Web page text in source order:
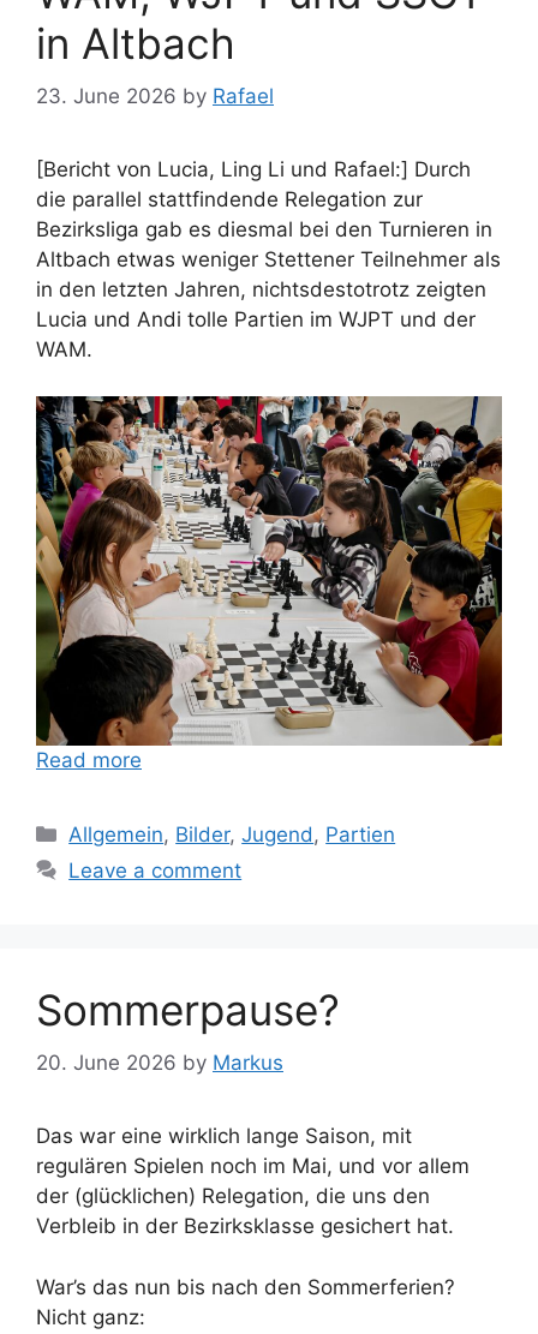
in Altbach
23. June 2026 by Rafael
[Bericht von Lucia, Ling Li und Rafael:] Durch
die parallel stattfindende Relegation zur
Bezirksliga gab es diesmal bei den Turnieren in
Altbach etwas weniger Stettener Teilnehmer als
in den letzten Jahren, nichtsdestotrotz zeigten
Lucia und Andi tolle Partien im WJPT und der
WAM.
Read more
Categories
Allgemein, Bilder,Jugend , Partien
Leave a comment
Sommerpause?
20. June 2026 by Markus
Das war eine wirklich lange Saison, mit
regulären Spielen noch im Mai, und vor allem
der (glücklichen) Relegation, die uns den
Verbleib in der Bezirksklasse gesichert hat.
War’s das nun bis nach den Sommerferien?
Nicht ganz: